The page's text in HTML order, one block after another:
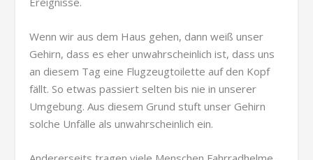
Wenn wir aus dem Haus gehen, dann weiß unser
Gehirn, dass es eher unwahrscheinlich ist, dass uns
an diesem Tag eine Flugzeugtoilette auf den Kopf
fällt. So etwas passiert selten bis nie in unserer
Umgebung. Aus diesem Grund stuft unser Gehirn
solche Unfälle als unwahrscheinlich ein.